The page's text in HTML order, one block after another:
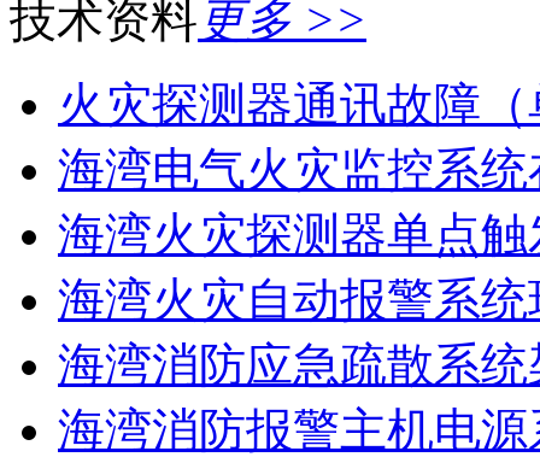
技术资料 更多 >>
火灾探测器通讯故障
海湾电气火灾监控系统
海湾火灾探测器单点
海湾火灾自动报警系统
海湾消防应急疏散系统
海湾消防报警主机电源